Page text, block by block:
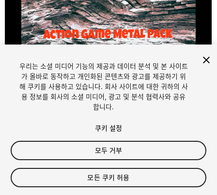
1/10
$15
세금/부가세는 결제 시 반영됩니다.
우리는 소셜 미디어 기능의 제공과 데이터 분석 및 본 사이트
가 올바로 동작하고 개인화된 콘텐츠와 광고를 제공하기 위
해 쿠키를 사용하고 있습니다. 회사 사이트에 대한 귀하의 사
용 정보를 회사의 소셜 미디어, 광고 및 분석 협력사와 공유
합니다.
쿠키 설정
모두 거부
모든 쿠키 허용